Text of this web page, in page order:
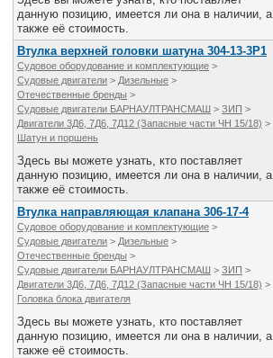
данную позицию, имеется ли она в наличии, а
также её стоимость.
Втулка верхней головки шатуна 304-13-3Р1
Судовое оборудование и комплектующие >
Судовые двигатели > Дизельные >
Отечественные бренды >
Судовые двигатели БАРНАУЛТРАНСМАШ > ЗИП >
Двигатели 3Д6, 7Д6, 7Д12 (Запасные части ЧН 15/18) >
Шатун и поршень
Здесь вы можете узнать, кто поставляет
данную позицию, имеется ли она в наличии, а
также её стоимость.
Втулка направляющая клапана 306-17-4
Судовое оборудование и комплектующие >
Судовые двигатели > Дизельные >
Отечественные бренды >
Судовые двигатели БАРНАУЛТРАНСМАШ > ЗИП >
Двигатели 3Д6, 7Д6, 7Д12 (Запасные части ЧН 15/18) >
Головка блока двигателя
Здесь вы можете узнать, кто поставляет
данную позицию, имеется ли она в наличии, а
также её стоимость.